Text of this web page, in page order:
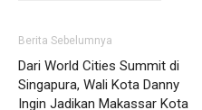
Berita Sebelumnya
Dari World Cities Summit di
Singapura, Wali Kota Danny
Ingin Jadikan Makassar Kota